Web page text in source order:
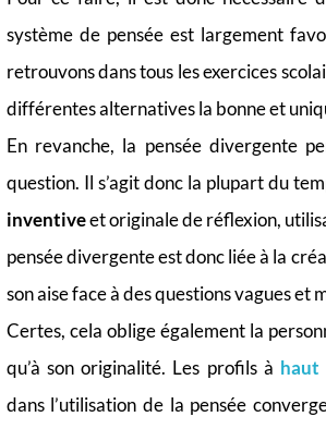
système de pensée est largement
retrouvons dans tous les exercices
différentes alternatives la bonne et
En revanche, la pensée divergente
question. Il s’agit donc la plupart du
inventiveet originale de réflexion,
pensée divergente est donc liée à la
son aise face à des questions vagues et
Certes, cela oblige également la
qu’à son originalité. Les profils à haut
dans l’utilisation de la pensée